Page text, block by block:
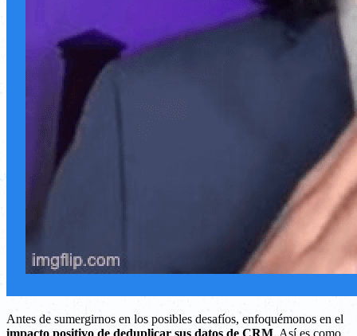
Antes de sumergirnos en los posibles desafíos, enfoquémonos en el
impacto positivo de deduplicar sus datos de CRM. Así es como